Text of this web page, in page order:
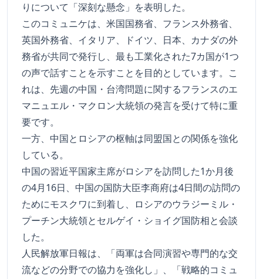
りについて「深刻な懸念」を表明した。
このコミュニケは、米国国務省、フランス外務省、
英国外務省、イタリア、ドイツ、日本、カナダの外
務省が共同で発行し、最も工業化された7カ国が1つ
の声で話すことを示すことを目的としています。こ
れは、先週の中国・台湾問題に関するフランスのエ
マニュエル・マクロン大統領の発言を受けて特に重
要です。
一方、中国とロシアの枢軸は同盟国との関係を強化
している。
中国の習近平国家主席がロシアを訪問した1か月後
の4月16日、中国の国防大臣李商府は4日間の訪問の
ためにモスクワに到着し、ロシアのウラジーミル・
プーチン大統領とセルゲイ・ショイグ国防相と会談
した。
人民解放軍日報は、「両軍は合同演習や専門的な交
流などの分野での協力を強化し」、「戦略的コミュ